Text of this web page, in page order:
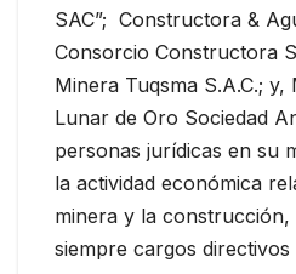
SAC”; Constructora &
Consorcio Constructora
Minera Tuqsma S.A.C.;
Lunar de Oro Sociedad
personas jurídicas en su
la actividad económica
minera y la construcción,
siempre cargos